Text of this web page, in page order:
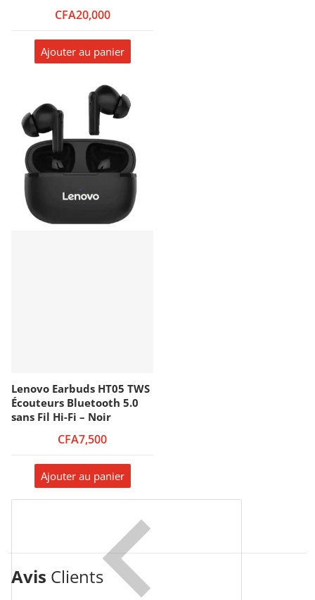
CFA20,000
Ajouter au panier
Lenovo Earbuds HT05 TWS
Écouteurs Bluetooth 5.0
sans Fil Hi-Fi – Noir
CFA7,500
Ajouter au panier
Avis Clients